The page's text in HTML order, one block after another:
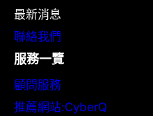
最新消息
聯絡我們
服務一覽
顧問服務
推薦網站:CyberQ